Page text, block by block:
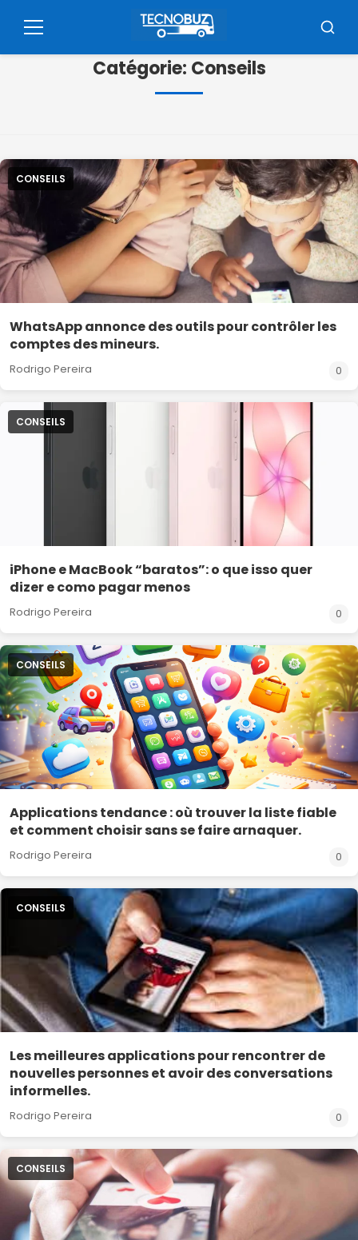
pourMenu
Catégorie: Conseils
CONSEILS
WhatsApp annonce des outils pour contrôler les
comptes des mineurs.
Rodrigo Pereira 0
CONSEILS
iPhone e MacBook “baratos”: o que isso quer
dizer e como pagar menos
Rodrigo Pereira 0
CONSEILS
Applications tendance : où trouver la liste fiable
et comment choisir sans se faire arnaquer.
Rodrigo Pereira 0
CONSEILS
Les meilleures applications pour rencontrer de
nouvelles personnes et avoir des conversations
informelles.
Rodrigo Pereira 0
CONSEILS